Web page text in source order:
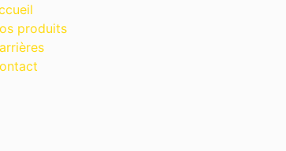
produits